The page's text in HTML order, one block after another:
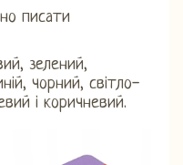
писати
зелений,
чорний, світло-
і коричневий.